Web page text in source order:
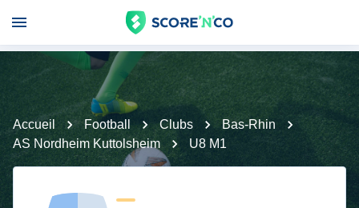
Accueil Football Clubs
Bas-Rhin
AS Nordheim Kuttolsheim
U8 M1